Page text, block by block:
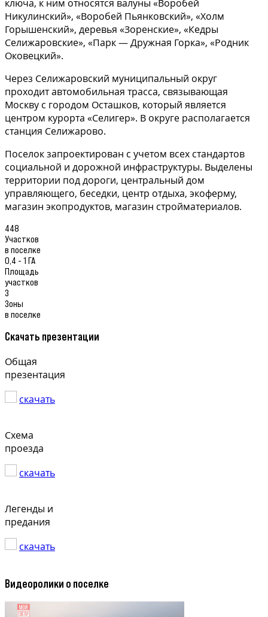
ключа, к ним относятся валуны «Воробей
Никулинский», «Воробей Пьянковский», «Холм
Горышенский», деревья «Зоренские», «Кедры
Селижаровские», «Парк — Дружная Горка», «Родник
Оковецкий».
Через Селижаровский муниципальный округ
проходит автомобильная трасса, связывающая
Москву с городом Осташков, который является
центром курорта «Селигер». В округе располагается
станция Селижарово.
Поселок запроектирован с учетом всех стандартов
социальной и дорожной инфраструктуры. Выделены
территории под дороги, центральный дом
управляющего, беседки, центр отдыха, экоферму,
магазин экопродуктов, магазин стройматериалов.
448
Участков
в поселке
0,4 - 1 ГА
Площадь
участков
3
Зоны
в поселке
Скачать презентации
Общая
презентация
скачать
Схема
проезда
скачать
Легенды и
предания
скачать
Видеоролики о поселке